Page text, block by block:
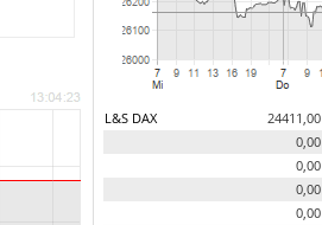
L&S DAX 24411,00
0,00
0,00
0,00
0,00